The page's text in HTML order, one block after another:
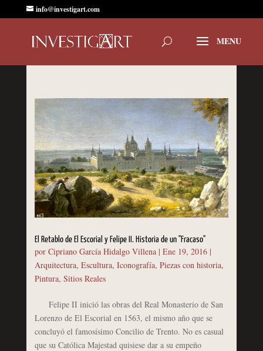
info@investigart.com
El Retablo de El Escorial y Felipe II. Historia de un "Fracaso"
por Cipriano García Hidalgo Villena| Ene 19, 2016|
Arquitectura, Escultura, Iconografía, Piezas con historia,
Pintura, Sitios Reales
Felipe II inició las obras del Real Monasterio de San
Lorenzo de El Escorial en 1563, el mismo año que se
concluyó el famosísimo Concilio de Trento. No es casual
que su Católica Majestad quisiese dar a su empeño